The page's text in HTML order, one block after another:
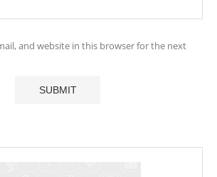
and website in this browser for the next